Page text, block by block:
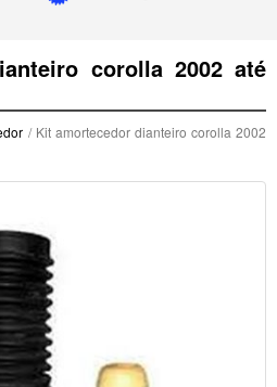
corolla 2002 até
/ Kit amortecedor dianteiro corolla 2002